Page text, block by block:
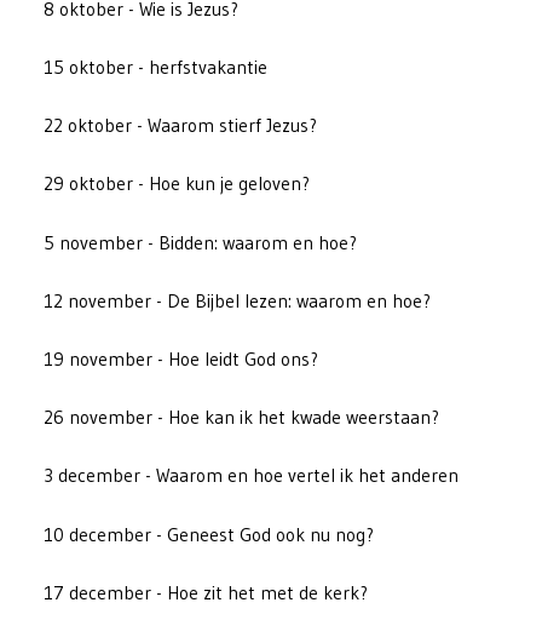
8 oktober - Wie is Jezus?
15 oktober - herfstvakantie
22 oktober - Waarom stierf Jezus?
29 oktober - Hoe kun je geloven?
5 november - Bidden: waarom en hoe?
12 november - De Bijbel lezen: waarom en hoe?
19 november - Hoe leidt God ons?
26 november - Hoe kan ik het kwade weerstaan?
3 december - Waarom en hoe vertel ik het anderen
10 december - Geneest God ook nu nog?
17 december - Hoe zit het met de kerk?